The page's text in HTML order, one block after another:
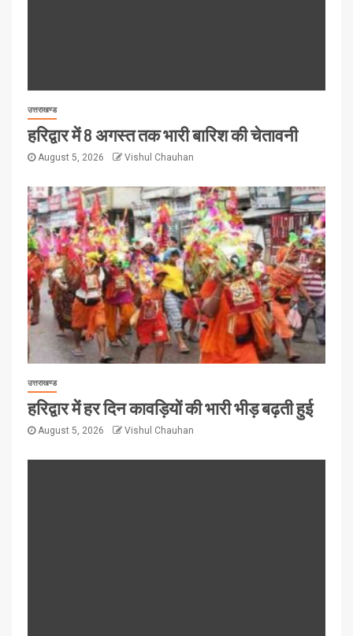
उत्तराखण्ड
हरिद्वार में 8 अगस्त तक भारी बारिश की चेतावनी
August 5, 2026 Vishul Chauhan
उत्तराखण्ड
हरिद्वार में हर दिन कावड़ियों की भारी भीड़ बढ़ती हुई
August 5, 2026 Vishul Chauhan